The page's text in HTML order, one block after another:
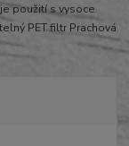
použití s vysoce
PET filtr Prachová